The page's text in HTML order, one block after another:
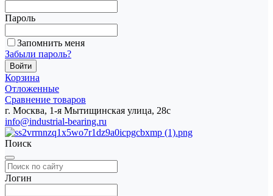
Пароль
Запомнить меня
Забыли пароль?
Корзина
Отложенные
Сравнение товаров
г. Москва, 1-я Мытищинская улица, 28с
info@industrial-bearing.ru
Поиск
Логин